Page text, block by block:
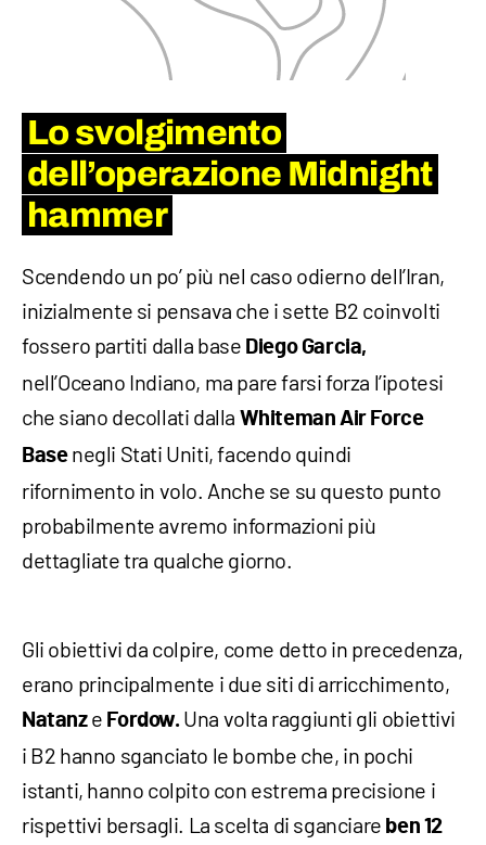
Lo svolgimento
dell’operazione Midnight
hammer
Scendendo un po’ più nel caso odierno dell’Iran,
inizialmente si pensava che i sette B2 coinvolti
fossero partiti dalla base Diego Garcia,
nell’Oceano Indiano, ma pare farsi forza l’ipotesi
che siano decollati dalla Whiteman Air Force
Basenegli Stati Uniti, facendo quindi
rifornimento in volo. Anche se su questo punto
probabilmente avremo informazioni più
dettagliate tra qualche giorno.
Gli obiettivi da colpire, come detto in precedenza,
erano principalmente i due siti di arricchimento,
Natanze Fordow.Una volta raggiunti gli obiettivi
i B2 hanno sganciato le bombe che, in pochi
istanti, hanno colpito con estrema precisione i
rispettivi bersagli. La scelta di sganciare ben 12